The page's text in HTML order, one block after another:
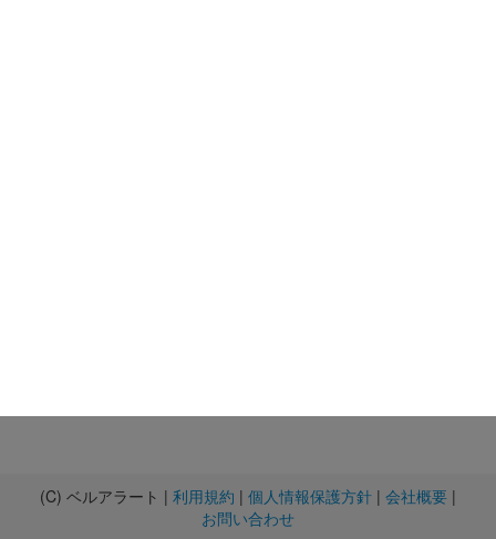
(C) ベルアラート | 利用規約 | 個人情報保護方針 | 会社概要 |
お問い合わせ